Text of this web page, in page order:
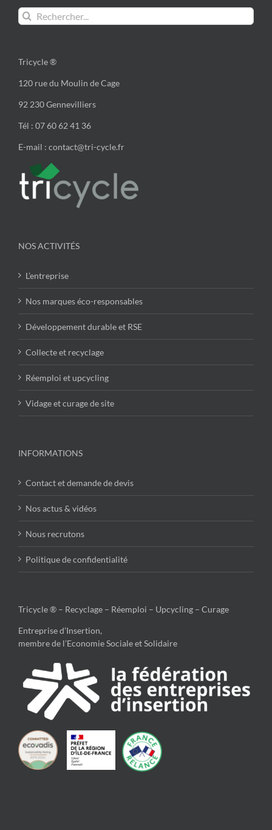
Rechercher:
Tricycle ®
120 rue du Moulin de Cage
92 230 Gennevilliers
Tél : 07 60 62 41 36
E-mail : contact@tri-cycle.fr
NOS ACTIVITÉS
L’entreprise
Nos marques éco-responsables
Développement durable et RSE
Collecte et recyclage
Réemploi et upcycling
Vidage et curage de site
INFORMATIONS
Contact et demande de devis
Nos actus & vidéos
Nous recrutons
Politique de confidentialité
Tricycle ® – Recyclage – Réemploi – Upcycling – Curage
Entreprise d’Insertion,
membre de l’Economie Sociale et Solidaire